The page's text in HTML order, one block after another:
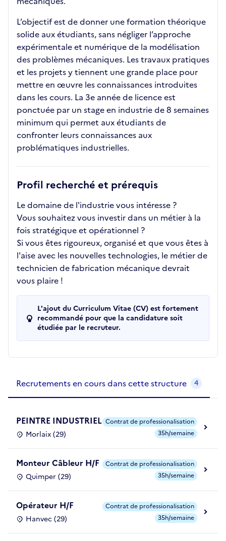
L’objectif est de donner une formation théorique
solide aux étudiants, sans négliger l’approche
expérimentale et numérique de la modélisation
des problèmes mécaniques. Les travaux pratiques
et les projets y tiennent une grande place pour
mettre en œuvre les connaissances introduites
dans les cours. La 3e année de licence est
ponctuée par un stage en industrie de 8 semaines
minimum qui permet aux étudiants de
confronter leurs connaissances aux
problématiques industrielles.
Profil recherché et prérequis
Le domaine de l'industrie vous intéresse ?
Vous souhaitez vous investir dans un métier à la
fois stratégique et opérationnel ?
Si vous êtes rigoureux, organisé et que vous êtes à
l'aise avec les nouvelles technologies, le métier de
technicien de fabrication mécanique devrait
vous plaire !
L'ajout du Curriculum Vitae (CV) est fortement
recommandé pour que la candidature soit
étudiée par le recruteur.
Recrutements en cours dans cette structure 4
PEINTRE INDUSTRIEL
Morlaix (29)
Contrat de professionalisation
35h/semaine
Monteur Câbleur H/F
Quimper (29)
Contrat de professionalisation
35h/semaine
Opérateur H/F
Hanvec (29)
Contrat de professionalisation
35h/semaine